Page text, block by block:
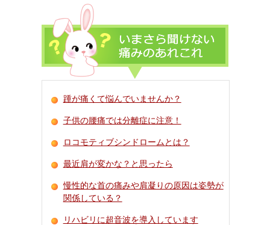
踵が痛くて悩んでいませんか？
子供の腰痛では分離症に注意！
ロコモティブシンドロームとは？
最近肩が変かな？と思ったら
慢性的な首の痛みや肩凝りの原因は姿勢が
関係している？
リハビリに超音波を導入しています